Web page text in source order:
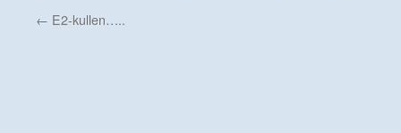
← E2-kullen…..